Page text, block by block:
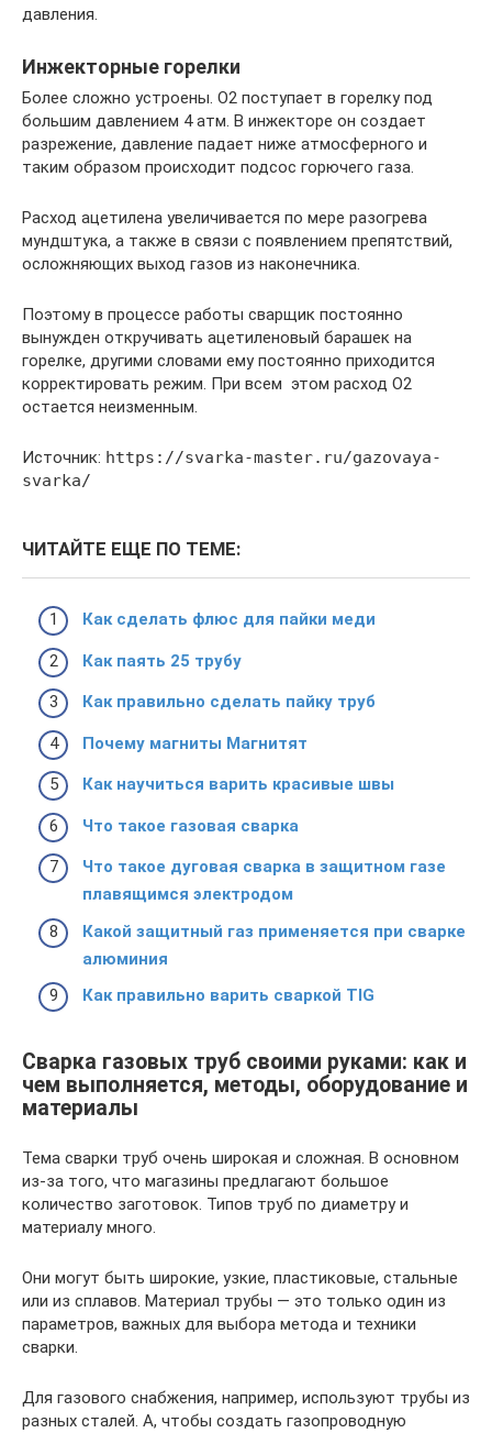
давления.
Инжекторные горелки
Более сложно устроены. О2 поступает в горелку под
большим давлением 4 атм. В инжекторе он создает
разрежение, давление падает ниже атмосферного и
таким образом происходит подсос горючего газа.
Расход ацетилена увеличивается по мере разогрева
мундштука, а также в связи с появлением препятствий,
осложняющих выход газов из наконечника.
Поэтому в процессе работы сварщик постоянно
вынужден откручивать ацетиленовый барашек на
горелке, другими словами ему постоянно приходится
корректировать режим. При всем этом расход О2
остается неизменным.
Источник: https://svarka-master.ru/gazovaya-
svarka/
ЧИТАЙТЕ ЕЩЕ ПО ТЕМЕ:
Как сделать флюс для пайки меди
Как паять 25 трубу
Как правильно сделать пайку труб
Почему магниты Магнитят
Как научиться варить красивые швы
Что такое газовая сварка
Что такое дуговая сварка в защитном газе
плавящимся электродом
Какой защитный газ применяется при сварке
алюминия
Как правильно варить сваркой TIG
Сварка газовых труб своими руками: как и
чем выполняется, методы, оборудование и
материалы
Тема сварки труб очень широкая и сложная. В основном
из-за того, что магазины предлагают большое
количество заготовок. Типов труб по диаметру и
материалу много.
Они могут быть широкие, узкие, пластиковые, стальные
или из сплавов. Материал трубы — это только один из
параметров, важных для выбора метода и техники
сварки.
Для газового снабжения, например, используют трубы из
разных сталей. А, чтобы создать газопроводную